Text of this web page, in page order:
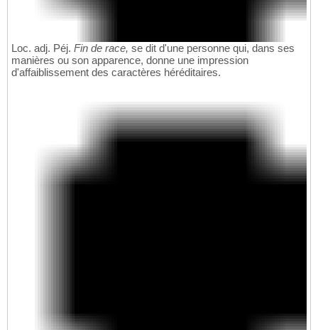
Loc. adj. Péj. Fin de race, se dit d'une personne qui, dans ses
manières ou son apparence, donne une impression
d'affaiblissement des caractères héréditaires.